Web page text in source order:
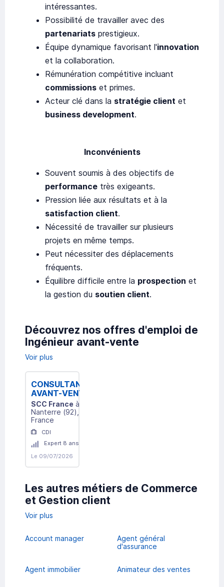
intéressantes.
Possibilité de travailler avec des
partenariats prestigieux.
Équipe dynamique favorisant l'innovation
et la collaboration.
Rémunération compétitive incluant
commissions et primes.
Acteur clé dans la stratégie client et
business development.
Inconvénients
Souvent soumis à des objectifs de
performance très exigeants.
Pression liée aux résultats et à la
satisfaction client.
Nécessité de travailler sur plusieurs
projets en même temps.
Peut nécessiter des déplacements
fréquents.
Équilibre difficile entre la prospection et
la gestion du soutien client.
Découvrez nos offres d'emploi de
Ingénieur avant-vente
Voir plus
CONSULTANT(E)
AVANT-VENTE
AUDIOVISUEL
H/F
SCC France à
Nanterre (92)
France
CDI
Expert 8 ans et +
Le 09/07/2026
Les autres métiers de Commerce
et Gestion client
Voir plus
Account manager
Agent général
d'assurance
Agent immobilier Animateur des ventes